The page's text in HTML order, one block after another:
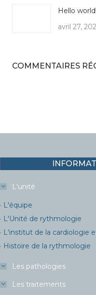
Hello world!
avril 27,
COMMENTAIRES
L'unité
· L'équipe
· L'Unité de rythmologie
· L'institut de la cardiologie
· Histoire de la rythmologie
Les pathologies
Les traitements